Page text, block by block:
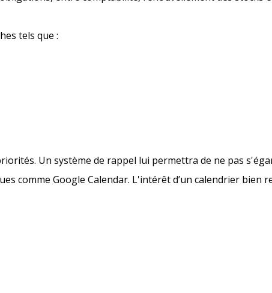
tels que :
Un système de rappel lui permettra de ne pas
comme Google Calendar. L'intérêt d’un calendrier bien